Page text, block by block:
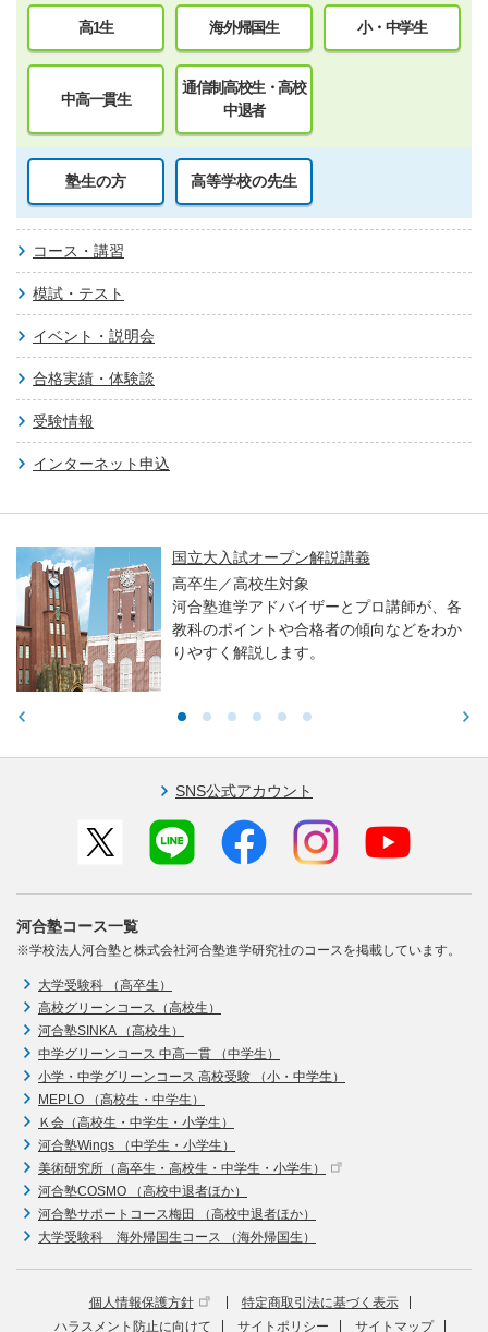
高1生 海外帰国生 小・中学生
中高一貫生
通信制高校生・高校
中退者
塾生の方 高等学校の先生
コース・講習
模試・テスト
イベント・説明会
合格実績・体験談
受験情報
インターネット申込
国立大入試オープン解説講義
高卒生／高校生対象
河合塾進学アドバイザーとプロ講師が、各
教科のポイントや合格者の傾向などをわか
りやすく解説します。
SNS公式アカウント
河合塾コース一覧
※学校法人河合塾と株式会社河合塾進学研究社のコースを掲載しています。
大学受験科 （高卒生）
高校グリーンコース（高校生）
河合塾SINKA （高校生）
中学グリーンコース 中高一貫 （中学生）
小学・中学グリーンコース 高校受験 （小・中学生）
MEPLO （高校生・中学生）
Ｋ会（高校生・中学生・小学生）
河合塾Wings （中学生・小学生）
美術研究所（高卒生・高校生・中学生・小学生）
河合塾COSMO （高校中退者ほか）
河合塾サポートコース梅田 （高校中退者ほか）
大学受験科 海外帰国生コース （海外帰国生）
個人情報保護方針
特定商取引法に基づく表示
ハラスメント防止に向けて
サイトポリシー サイトマップ